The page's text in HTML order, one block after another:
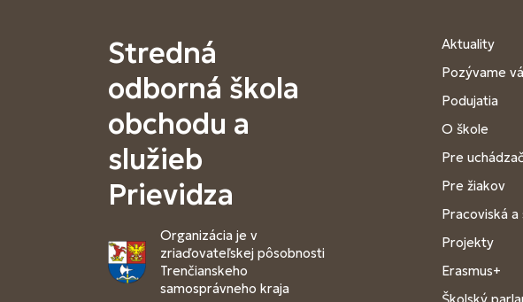
Stredná
odborná škola
obchodu a
služieb
Prievidza
Organizácia je v
zriaďovateľskej pôsobnosti
Trenčianskeho
samosprávneho kraja
Aktuality
Pozývame
Podujatia
O škole
Pre
Pre žiakov
Pracoviská a
Projekty
Erasmus+